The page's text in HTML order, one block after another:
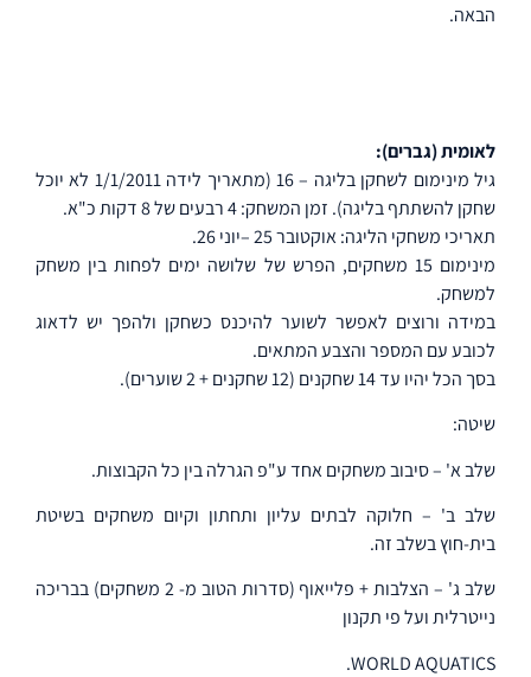
הבאה.
לאומית (גברים):
גיל מינימום לשחקן בליגה – 16 (מתאריך לידה 1/1/2011 לא יוכל
שחקן להשתתף בליגה). זמן המשחק: 4 רבעים של 8 דקות כ"א.
תאריכי משחקי הליגה: אוקטובר 25 –יוני 26.
מינימום 15 משחקים, הפרש של שלושה ימים לפחות בין משחק
למשחק.
במידה ורוצים לאפשר לשוער להיכנס כשחקן ולהפך יש לדאוג
לכובע עם המספר והצבע המתאים.
בסך הכל יהיו עד 14 שחקנים (12 שחקנים + 2 שוערים).
שיטה:
שלב א' – סיבוב משחקים אחד ע"פ הגרלה בין כל הקבוצות.
שלב ב' – חלוקה לבתים עליון ותחתון וקיום משחקים בשיטת
בית-חוץ בשלב זה.
שלב ג' – הצלבות + פלייאוף (סדרות הטוב מ- 2 משחקים) בבריכה
נייטרלית ועל פי תקנון
WORLD AQUATICS.